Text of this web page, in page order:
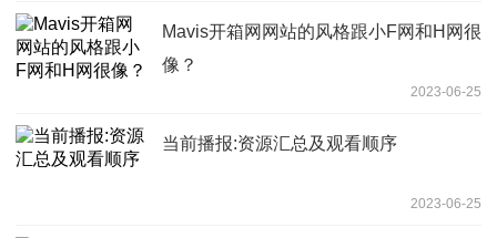
Mavis开箱网网站的风格跟小F网和H网很
像？
2023-06-25
当前播报:资源汇总及观看顺序
2023-06-25